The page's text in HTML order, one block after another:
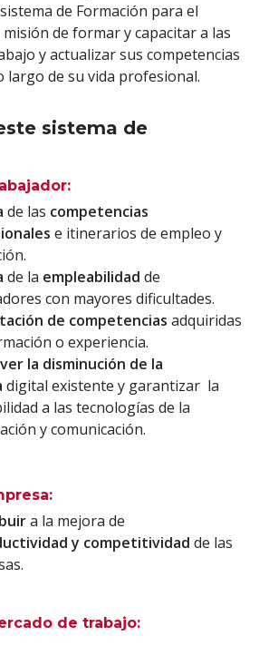
de Formación para el
de formar y capacitar a las
y actualizar sus competencias
largo de su vida profesional.
sistema de
de las competencias
e itinerarios de empleo y
de la empleabilidad de
con mayores dificultades.
de competencias adquiridas
o experiencia.
la disminución de la
digital existente y garantizar la
a las tecnologías de la
y comunicación.
a la mejora de
y competitividad de las
de trabajo: